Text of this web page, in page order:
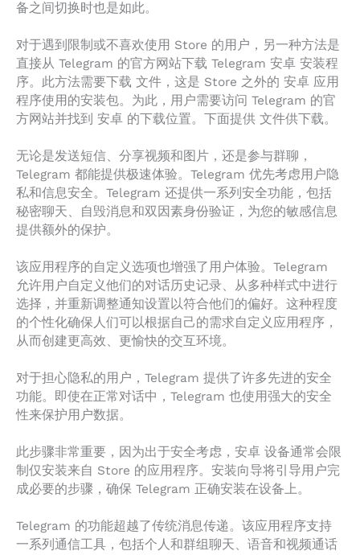
备之间切换时也是如此。
对于遇到限制或不喜欢使用 Store 的用户，另一种方法是
直接从 Telegram 的官方网站下载 Telegram 安卓 安装程
序。此方法需要下载 文件，这是 Store 之外的 安卓 应用
程序使用的安装包。为此，用户需要访问 Telegram 的官
方网站并找到 安卓 的下载位置。下面提供 文件供下载。
无论是发送短信、分享视频和图片，还是参与群聊，
Telegram 都能提供极速体验。Telegram 优先考虑用户隐
私和信息安全。Telegram 还提供一系列安全功能，包括
秘密聊天、自毁消息和双因素身份验证，为您的敏感信息
提供额外的保护。
该应用程序的自定义选项也增强了用户体验。Telegram
允许用户自定义他们的对话历史记录、从多种样式中进行
选择，并重新调整通知设置以符合他们的偏好。这种程度
的个性化确保人们可以根据自己的需求自定义应用程序，
从而创建更高效、更愉快的交互环境。
对于担心隐私的用户，Telegram 提供了许多先进的安全
功能。即使在正常对话中，Telegram 也使用强大的安全
性来保护用户数据。
此步骤非常重要，因为出于安全考虑，安卓 设备通常会限
制仅安装来自 Store 的应用程序。安装向导将引导用户完
成必要的步骤，确保 Telegram 正确安装在设备上。
Telegram 的功能超越了传统消息传递。该应用程序支持
一系列通信工具，包括个人和群组聊天、语音和视频通话